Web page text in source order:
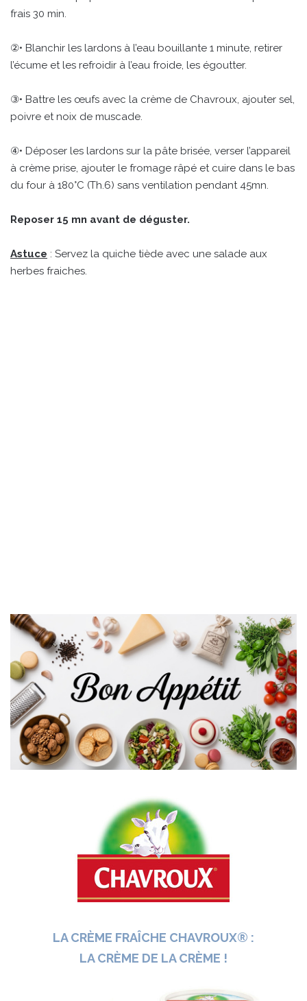
frais 30 min.
②• Blanchir les lardons à l’eau bouillante 1 minute, retirer
l’écume et les refroidir à l’eau froide, les égoutter.
③• Battre les œufs avec la crème de Chavroux, ajouter sel,
poivre et noix de muscade.
④• Déposer les lardons sur la pâte brisée, verser l’appareil
à crème prise, ajouter le fromage râpé et cuire dans le bas
du four à 180°C (Th.6) sans ventilation pendant 45mn.
Reposer 15 mn avant de déguster.
Astuce : Servez la quiche tiède avec une salade aux
herbes fraiches.
LA CRÈME FRAÎCHE CHAVROUX® :
LA CRÈME DE LA CRÈME !